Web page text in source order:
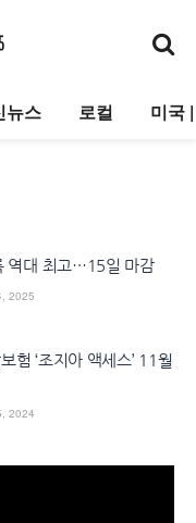
뉴스 로컬 미국
역대 최고…15일 마감
2025
험 ‘조지아 액세스’ 11월
2024